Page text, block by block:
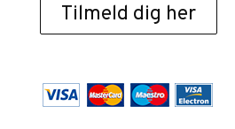
Tilmeld dig her